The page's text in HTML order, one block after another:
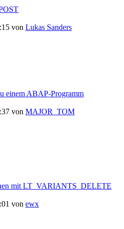
von Lukas Sanders
einem ABAP-Programm
von MAJOR_TOM
mit LT_VARIANTS_DELETE
von ewx